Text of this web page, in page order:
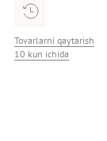
Tovarlarni qaytarish
10 kun ichida